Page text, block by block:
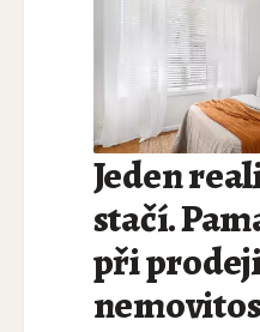
Jeden
stačí.
při